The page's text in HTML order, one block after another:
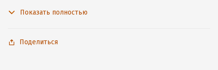
без подключения к интернету.
Показать полностью
Поделиться